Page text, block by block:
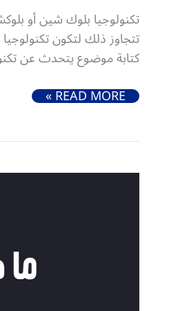
تتجاوز ذلك لتكون
كتابة موضوع يتحدث عن
ما هي تكنولوجيا بلوكشين و 4 طرق للاستفادة منها
READ MORE »